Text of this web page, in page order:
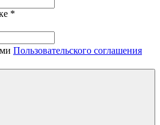
*
Пользовательского соглашения